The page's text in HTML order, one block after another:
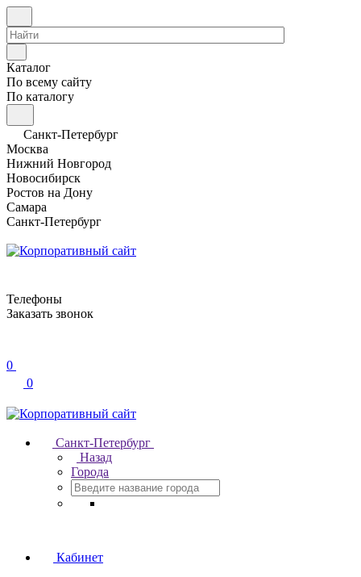
Каталог
По всему сайту
По каталогу
Санкт-Петербург
Москва
Нижний Новгород
Новосибирск
Ростов на Дону
Самара
Санкт-Петербург
Телефоны
Заказать звонок
0
0
Санкт-Петербург
Назад
Города
Кабинет